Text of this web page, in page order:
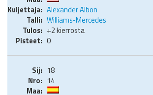
Alexander Albon
Williams-Mercedes
+2 kierrosta
0
18
14